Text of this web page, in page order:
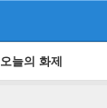
오늘의 화제